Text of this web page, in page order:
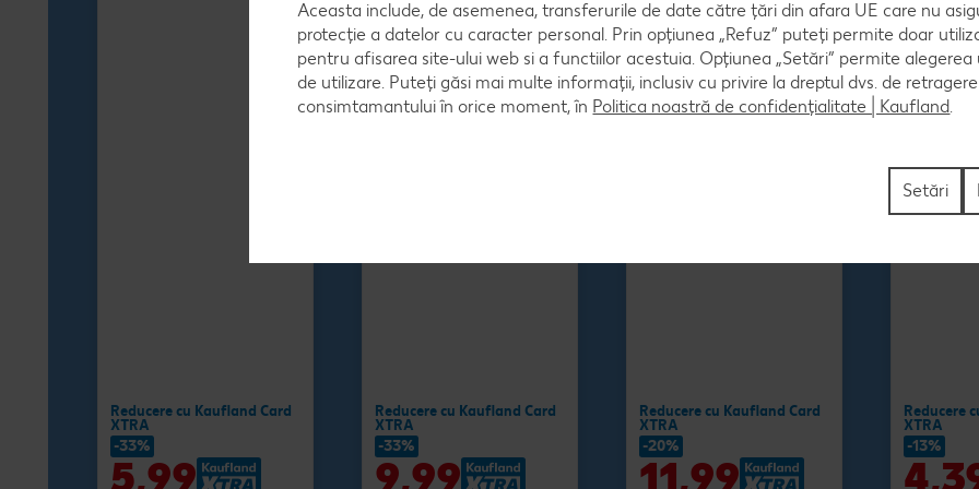
Reducere cu Kaufland Card
XTRA
-33%
5,99
Reducere cu Kaufland Card
XTRA
-33%
9,99
120 g
(=1 kg 99.92)
Reducere cu Kaufland Card
XTRA
-20%
11,99
100 g
Reducere
XTRA
-13%
Aceasta include, de asemenea, transferurile de date către țări din afara UE care nu
protecție a datelor cu caracter personal. Prin opțiunea „Refuz” puteți permite doar
pentru afisarea site-ului web si a functiilor acestuia. Opțiunea „Setări” permite alegerea
de utilizare. Puteți găsi mai multe informații, inclusiv cu privire la dreptul dvs. de
consimtamantului în orice moment, în Politica noastră de confidențialitate | Kaufland.
Setări